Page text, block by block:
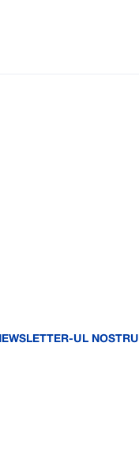
UL NOSTRU